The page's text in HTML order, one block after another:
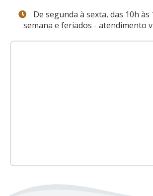
De segunda à sexta, das 10h às
semana e feriados - atendimento